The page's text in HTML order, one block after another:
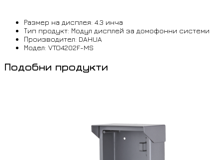
Размер на дисплея: 4.3 инча
Тип продукт: Модул дисплей за домофонни системи
Производител: DAHUA
Модел: VTO4202F-MS
Подобни продукти